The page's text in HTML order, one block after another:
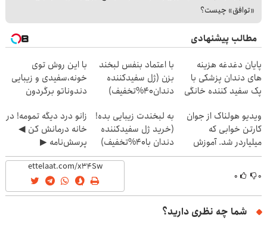
«توافق» چیست؟
مطالب پیشنهادی
پایان دغدغه هزینه
های دندان پزشکی با
پک سفید کننده خانگی
با اعتماد بنفس لبخند
بزن (ژل سفیدکننده
دندان40%تخفیف)
با این روش توی
خونه،سفیدی و زیبایی
دندوناتو برگردون
ویدیو هولناک از جوان
کارتن خوابی که
میلیاردر شد. آموزش
رایگان
به لبخندت زیبایی بده!
(خرید ژل سفیدکننده
دندان با40%تخفیف)
زانو درد دیگه تمومه! در
خانه درمانش کن ◀
پرسش‌نامه ▶
۰ ۰
شما چه نظری دارید؟